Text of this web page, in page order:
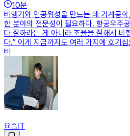
10분
비행기와 인공위성을 만드는 데 기계공
한 분야의 전문성이 필요하다. 항공우주
다 잘하라는 게 아니라 조율을 잘해서 비
다.” 이게 지금까지도 여러 가지에 호기
바
요즘IT